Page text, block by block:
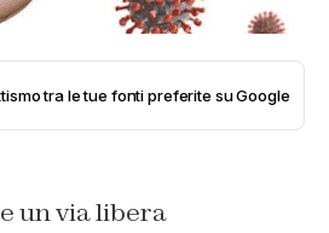
tra le tue fonti preferite su Google
un via libera